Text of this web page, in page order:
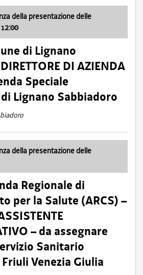
della presentazione delle
di Lignano
DI AZIENDA
Speciale
Lignano Sabbiadoro
della presentazione delle
Regionale di
per la Salute (ARCS) –
– da assegnare
Sanitario
Venezia Giulia